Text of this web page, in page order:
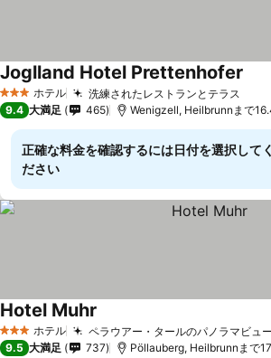
3 ホテルのランク
ホテル 洗練されたレストランとテラス
Joglland Hotel Prettenhofer
9.4 大満足 465 Wenigzell, Heilbrunnまで
正確な料金を確認するには日付を選択してく
ださい
3 ホテルのランク
ホテル ペラウアー・タールのパノラマビュー
Hotel Muhr
9.5 大満足 737 Pöllauberg, Heilbrunnまで